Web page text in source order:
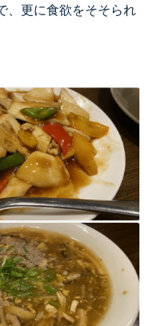
、更に食欲をそそられ